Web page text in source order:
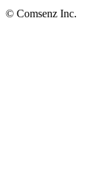
© Comsenz Inc.